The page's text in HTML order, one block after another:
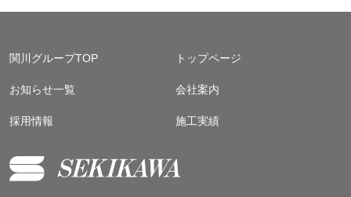
関川グループTOP トップページ
お知らせ一覧 会社案内
採用情報 施工実績